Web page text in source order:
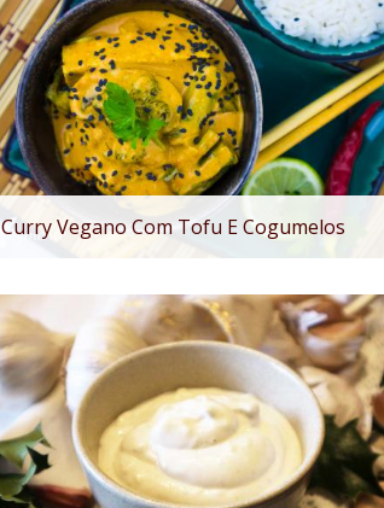
Curry Vegano Com Tofu E Cogumelos